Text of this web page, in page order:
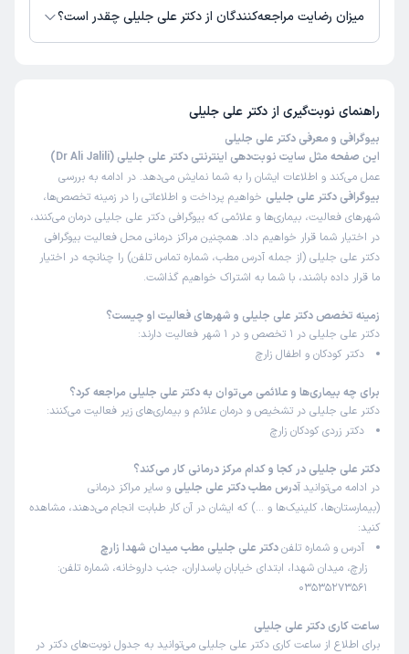
میزان رضایت مراجعه‌کنندگان از دکتر علی جلیلی چقدر است؟
راهنمای نوبت‌گیری از دکتر علی جلیلی
بیوگرافی و معرفی دکتر علی جلیلی
این صفحه مثل سایت نوبت‌دهی اینترنتی دکتر علی جلیلی (Dr Ali Jalili)
عمل می‌کند و اطلاعات ایشان را به شما نمایش می‌دهد. در ادامه به بررسی
بیوگرافی دکتر علی جلیلی خواهیم پرداخت و اطلاعاتی را در زمینه تخصص‌ها،
شهرهای فعالیت، بیماری‌ها و علائمی که بیوگرافی دکتر علی جلیلی درمان می‌کنند،
در اختیار شما قرار خواهیم داد. همچنین مراکز درمانی محل فعالیت بیوگرافی
دکتر علی جلیلی (از جمله آدرس مطب، شماره تماس تلفن) را چنانچه در اختیار
ما قرار داده باشند، با شما به اشتراک خواهیم گذاشت.
زمینه تخصص دکتر علی جلیلی و شهرهای فعالیت او چیست؟
دکتر علی جلیلی در 1 تخصص و در 1 شهر فعالیت دارند:
دکتر کودکان و اطفال زارچ
برای چه بیماری‌ها و علائمی می‌توان به دکتر علی جلیلی مراجعه کرد؟
دکتر علی جلیلی در تشخیص و درمان علائم و بیماری‌های زیر فعالیت می‌کنند:
دکتر زردی کودکان زارچ
دکتر علی جلیلی در کجا و کدام مرکز درمانی کار می‌کند؟
در ادامه می‌توانید آدرس مطب دکتر علی جلیلی و سایر مراکز درمانی
(بیمارستان‌ها، کلینیک‌ها و …) که ایشان در آن کار طبابت انجام می‌دهند، مشاهده
کنید:
آدرس و شماره تلفندکتر علی جلیلی مطب میدان شهدا زارچ
زارچ، میدان شهدا، ابتدای خیابان پاسداران، جنب داروخانه، شماره تلفن:
03535273561
ساعت کاری دکتر علی جلیلی
برای اطلاع از ساعت کاری دکتر علی جلیلی می‌توانید به جدول نوبت‌های دکتر در